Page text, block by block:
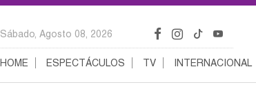
Sábado, Agosto 08, 2026
HOME ESPECTÁCULOS TV INTERNACIONAL